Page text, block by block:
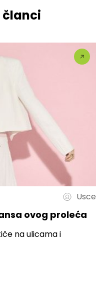
članci
Usce
ovog proleća
na ulicama i